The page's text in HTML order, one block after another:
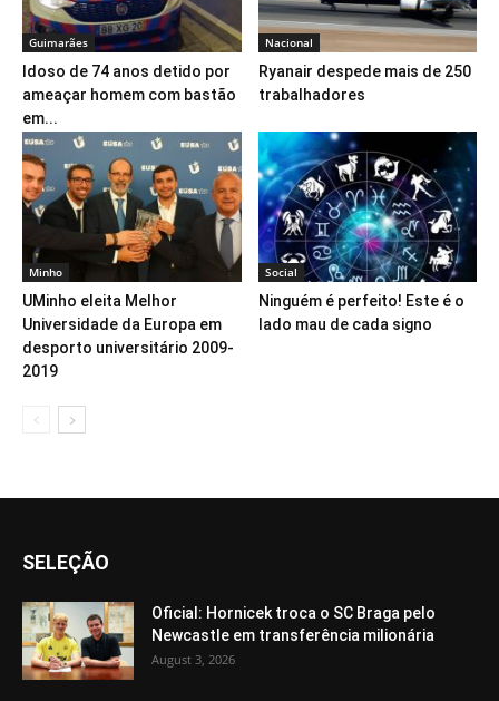
Guimarães
Idoso de 74 anos detido por
ameaçar homem com bastão
em...
Nacional
Ryanair despede mais de 250
trabalhadores
Minho
UMinho eleita Melhor
Universidade da Europa em
desporto universitário 2009-
2019
Social
Ninguém é perfeito! Este é o
lado mau de cada signo
SELEÇÃO
Oficial: Hornicek troca o SC Braga pelo
Newcastle em transferência milionária
August 3, 2026